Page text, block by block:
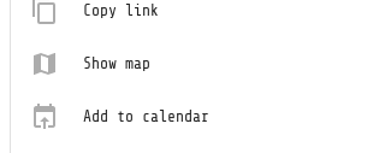
Copy link
Show map
Add to calendar